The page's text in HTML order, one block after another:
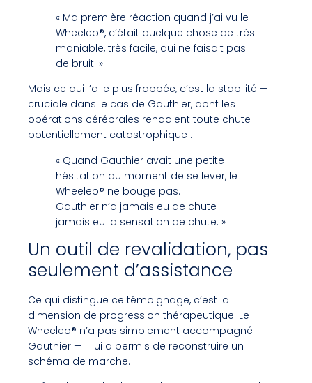
« Ma première réaction quand j’ai vu le
Wheeleo®, c’était quelque chose de très
maniable, très facile, qui ne faisait pas
de bruit. »
Mais ce qui l’a le plus frappée, c’est la stabilité —
cruciale dans le cas de Gauthier, dont les
opérations cérébrales rendaient toute chute
potentiellement catastrophique :
« Quand Gauthier avait une petite
hésitation au moment de se lever, le
Wheeleo® ne bouge pas.
Gauthier n’a jamais eu de chute —
jamais eu la sensation de chute. »
Un outil de revalidation, pas
seulement d’assistance
Ce qui distingue ce témoignage, c’est la
dimension de progression thérapeutique. Le
Wheeleo® n’a pas simplement accompagné
Gauthier — il lui a permis de reconstruire un
schéma de marche.